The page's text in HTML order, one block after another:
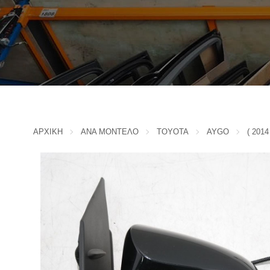
CADILLAC
CHERY
CHEVROLET - DAEWOO
CHINA MOTORS
D
FERRARI
IVECO
J
JAC MOTORS
JAGUAR
LEXUS
ΑΡΧΙΚΗ ΑΝΑ ΜΟΝΤΕΛΟ TOYOTA AYGO (